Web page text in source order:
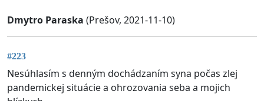
Dmytro Paraska (Prešov, 2021-11-10)
#223
Nesúhlasím s denným dochádzaním syna počas zlej
pandemickej situácie a ohrozovania seba a mojich